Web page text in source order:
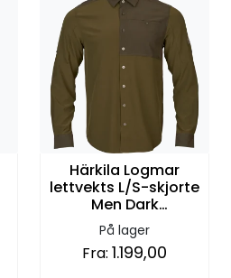
Härkila Logmar
lettvekts L/S-skjorte
Men Dark
Olive/Willow Green
På lager
Fra: 1.199,00